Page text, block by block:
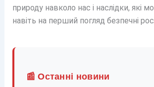
природу навколо нас і наслідки, які
навіть на перший погляд безпечні
📰 Останні новини